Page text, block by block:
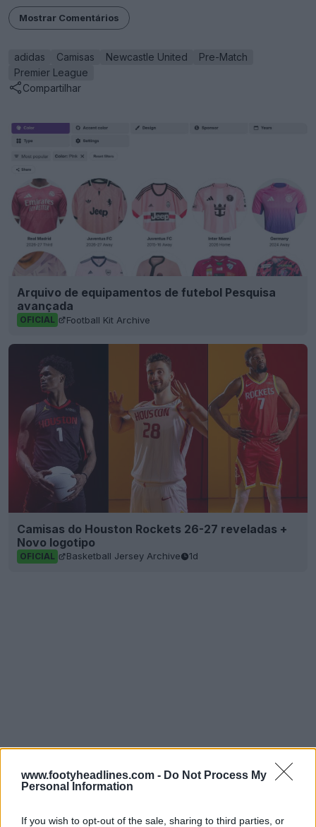
www.footyheadlines.com - Do Not Process My
Personal Information
If you wish to opt-out of the sale, sharing to third parties, or
Mostrar Comentários
adidas Camisas Newcastle United
Pre-Match
Premier League
Compartilhar
Arquivo de equipamentos de futebol Pesquisa
avançada
OFICIAL Football Kit Archive
Camisas do Houston Rockets 26-27 reveladas +
Novo logotipo
OFICIAL Basketball Jersey Archive 1d